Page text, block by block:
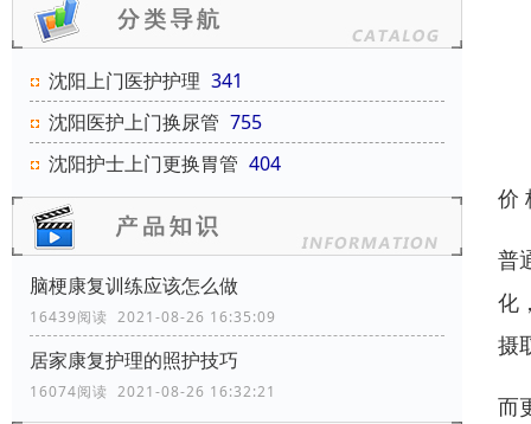
沈阳上门医护护理 341
沈阳医护上门换尿管 755
沈阳护士上门更换胃管 404
脑梗康复训练应该怎么做
16439阅读 2021-08-26 16:35:09
居家康复护理的照护技巧
16074阅读 2021-08-26 16:32:21
价
普
化
摄
而